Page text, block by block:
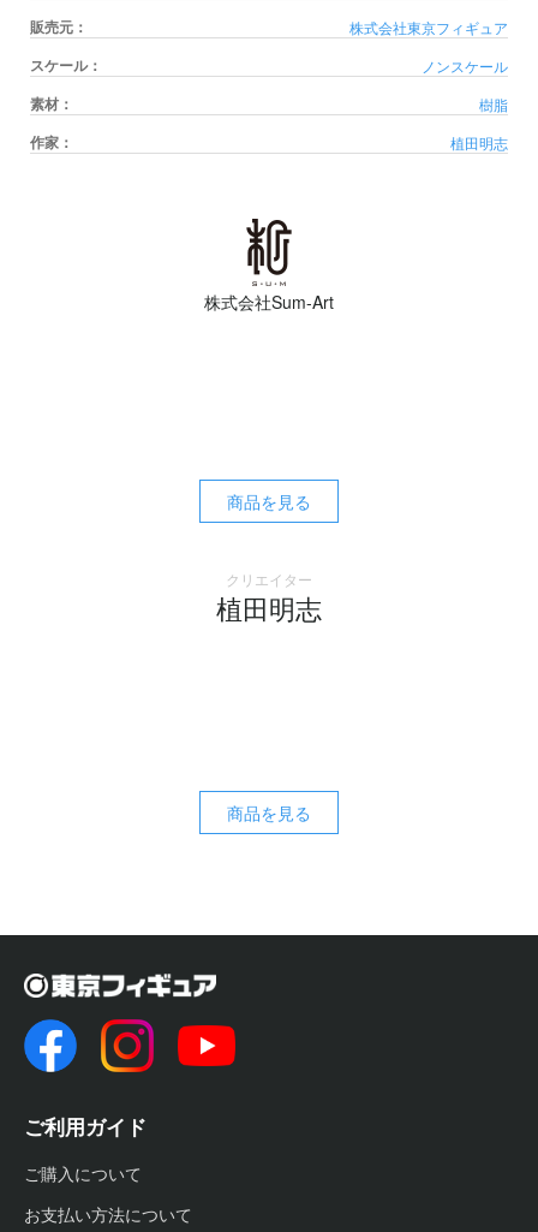
販売元： 株式会社東京フィギュア
スケール： ノンスケール
素材： 樹脂
作家： 植田明志
株式会社Sum-Art
商品を見る
クリエイター
植田明志
商品を見る
ご利用ガイド
ご購入について
お支払い方法について